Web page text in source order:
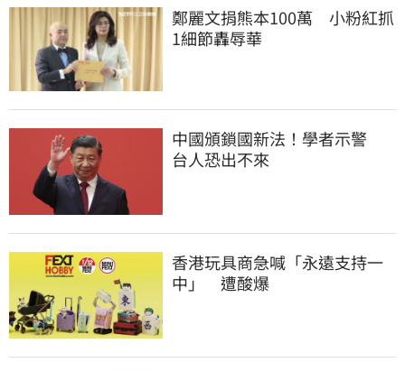
鄭麗文捐熊本100萬　小粉紅抓
1細節轟辱華
中國頒鎖國新法！學者示警
台人恐出不來
香港玩具商急喊「永遠支持一
中」　遭酸爆